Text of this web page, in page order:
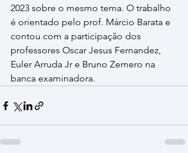
2023 sobre o mesmo tema. O trabalho
é orientado pelo prof. Márcio Barata e
contou com a participação dos
professores Oscar Jesus Fernandez,
Euler Arruda Jr e Bruno Zemero na
banca examinadora.